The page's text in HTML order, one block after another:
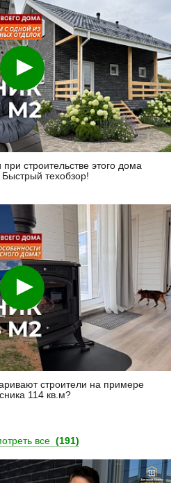
Смотреть
строительстве этого дома
техобзор!
Смотреть
строители на примере
114 кв.м?
все (191)